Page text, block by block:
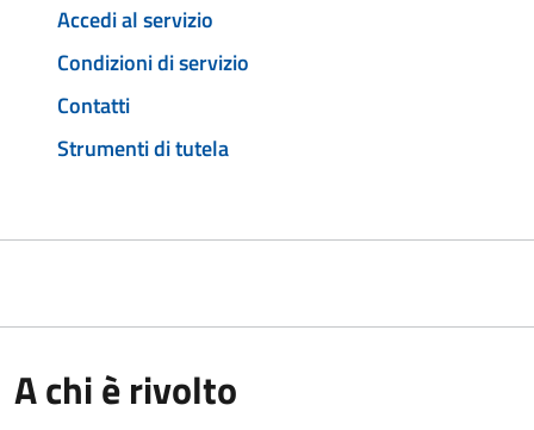
Accedi al servizio
Condizioni di servizio
Contatti
Strumenti di tutela
A chi è rivolto